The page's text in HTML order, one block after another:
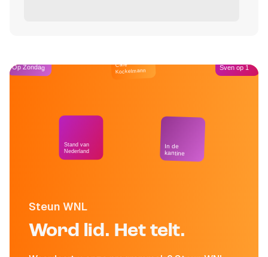
Steun WNL
Word lid. Het telt.
Op Zondag
Stand van
Nederland
Café
Kockelmann
In de
kantine
Sven op 1